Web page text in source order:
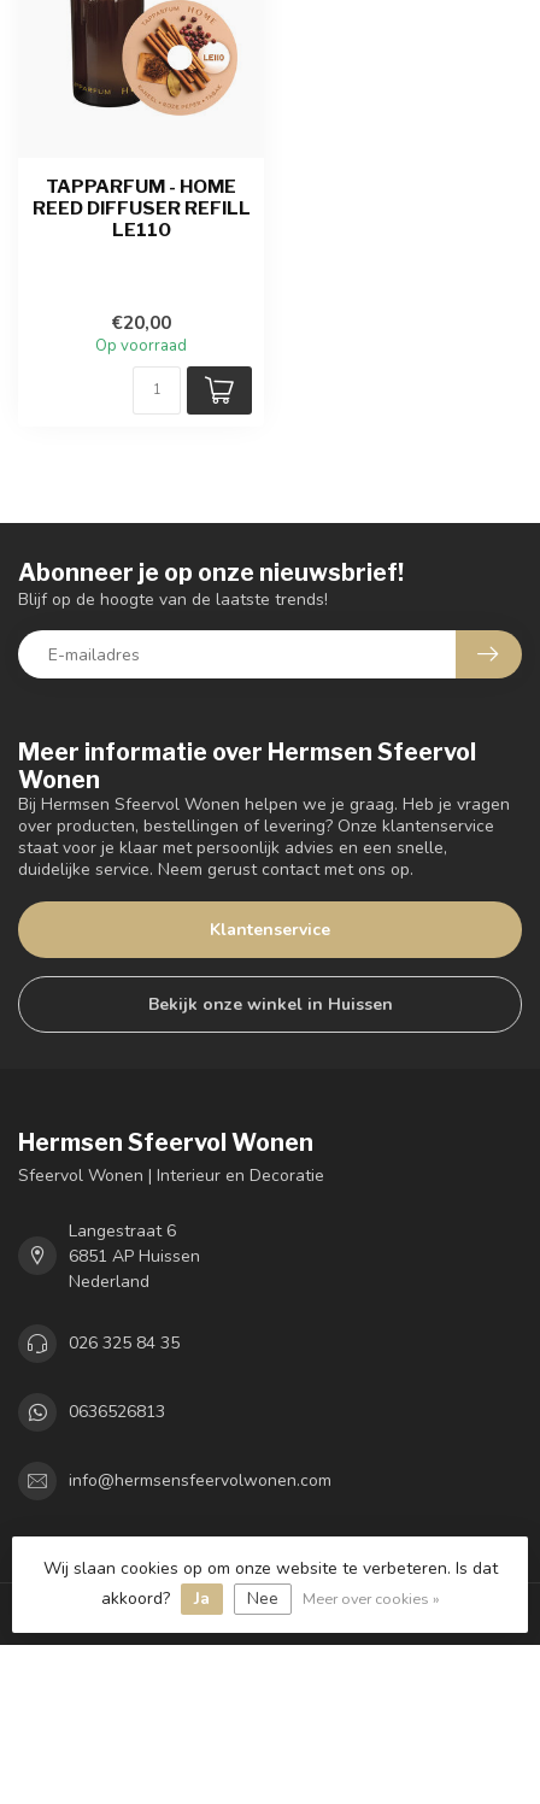
TAPPARFUM - HOME
REED DIFFUSER REFILL
LE110
€20,00
Op voorraad
Meer informatie over Hermsen Sfeervol
Wonen
Bij Hermsen Sfeervol Wonen helpen we je graag. Heb je vragen
over producten, bestellingen of levering? Onze klantenservice
staat voor je klaar met persoonlijk advies en een snelle,
duidelijke service. Neem gerust contact met ons op.
Klantenservice
Bekijk onze winkel in Huissen
Abonneer je op onze nieuwsbrief!
Blijf op de hoogte van de laatste trends!
Hermsen Sfeervol Wonen
Sfeervol Wonen | Interieur en Decoratie
Langestraat 6
6851 AP Huissen
Nederland
026 325 84 35
0636526813
info@hermsensfeervolwonen.com
Wij slaan cookies op om onze website te verbeteren. Is dat
akkoord?
Ja Nee Meer over cookies »